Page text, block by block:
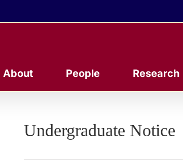
About People Research
Undergraduate Notice